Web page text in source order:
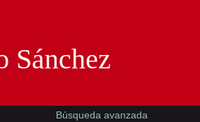
Sánchez
Búsqueda avanzada